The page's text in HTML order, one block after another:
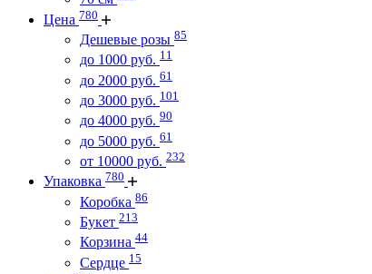
Цена 780
Дешевые розы 85
до 1000 руб. 11
до 2000 руб. 61
до 3000 руб. 101
до 4000 руб. 90
до 5000 руб. 61
от 10000 руб. 232
Упаковка 780
Коробка 86
Букет 213
Корзина 44
Сердце 15